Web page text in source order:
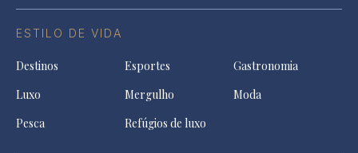
ESTILO DE VIDA
Destinos Esportes
Gastronomia
Luxo
Mergulho
Moda
Pesca
Refúgios de luxo